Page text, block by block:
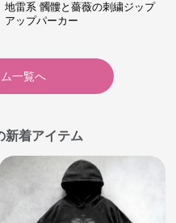
地雷系 髑髏と薔薇の刺繍ジップ
アップパーカー
一覧へ
新着アイテム